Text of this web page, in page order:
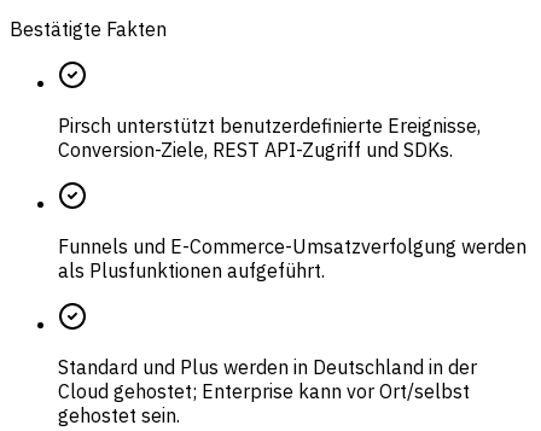
Bestätigte Fakten
Pirsch unterstützt benutzerdefinierte Ereignisse,
Conversion-Ziele, REST API-Zugriff und SDKs.
Funnels und E-Commerce-Umsatzverfolgung werden
als Plusfunktionen aufgeführt.
Standard und Plus werden in Deutschland in der
Cloud gehostet; Enterprise kann vor Ort/selbst
gehostet sein.